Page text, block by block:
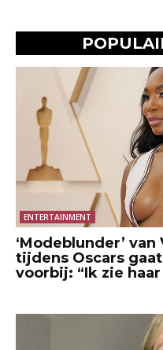
ENTERTAINMENT
‘Modeblunder’
tijdens Oscars
voorbij: “Ik zie